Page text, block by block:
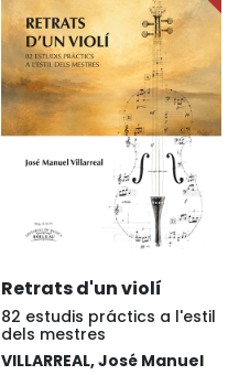
Retrats d'un violí
82 estudis práctics a l'estil
dels mestres
VILLARREAL, José Manuel